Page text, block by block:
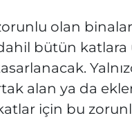
olan
bütün katlara
alan ya da
için bu